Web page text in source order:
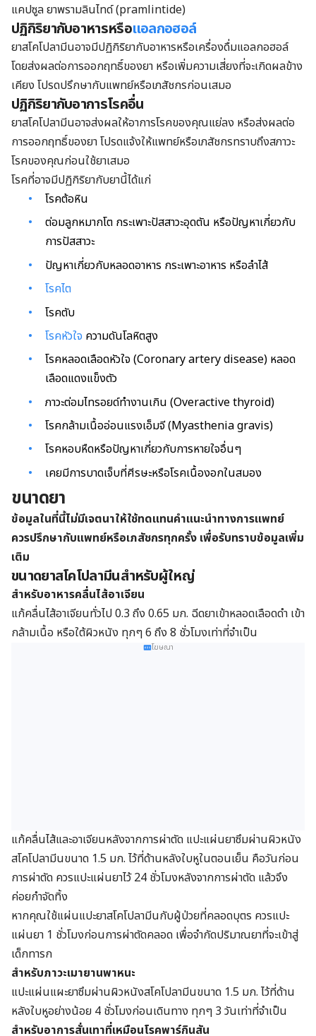
แคปซูล ยาพรามลินไทด์ (pramlintide)
ปฏิกิริยากับอาหารหรือแอลกอฮอล์
ยาสโคโปลามีนอาจมีปฏิกิริยากับอาหารหรือเครื่องดื่มแอลกอฮอล์
โดยส่งผลต่อการออกฤทธิ์ของยา หรือเพิ่มความเสี่ยงที่จะเกิดผลข้าง
เคียง โปรดปรึกษากับแพทย์หรือเภสัชกรก่อนเสมอ
ปฏิกิริยากับอาการโรคอื่น
ยาสโคโปลามีนอาจส่งผลให้อาการโรคของคุณแย่ลง หรือส่งผลต่อ
การออกฤทธิ์ของยา โปรดแจ้งให้แพทย์หรือเภสัชกรทราบถึงสภาวะ
โรคของคุณก่อนใช้ยาเสมอ
โรคที่อาจมีปฏิกิริยากับยานี้ได้แก่
โรคต้อหิน
ต่อมลูกหมากโต กระเพาะปัสสาวะอุดตัน หรือปัญหาเกี่ยวกับ
การปัสสาวะ
ปัญหาเกี่ยวกับหลอดอาหาร กระเพาะอาหาร หรือลำไส้
โรคไต
โรคตับ
โรคหัวใจ ความดันโลหิตสูง
โรคหลอดเลือดหัวใจ (Coronary artery disease) หลอด
เลือดแดงแข็งตัว
ภาวะต่อมไทรอยด์ทำงานเกิน (Overactive thyroid)
โรคกล้ามเนื้ออ่อนแรงเอ็มจี (Myasthenia gravis)
โรคหอบหืดหรือปัญหาเกี่ยวกับการหายใจอื่นๆ
เคยมีการบาดเจ็บที่ศีรษะหรือโรคเนื้องอกในสมอง
ขนาดยา
ข้อมูลในที่นี้ไม่มีเจตนาให้ใช้ทดแทนคำแนะนำทางการแพทย์
ควรปรึกษากับแพทย์หรือเภสัชกรทุกครั้ง เพื่อรับทราบข้อมูลเพิ่ม
เติม
ขนาดยาสโคโปลามีนสำหรับผู้ใหญ่
สำหรับอาหารคลื่นไส้อาเจียน
แก้คลื่นไส้อาเจียนทั่วไป 0.3 ถึง 0.65 มก. ฉีดยาเข้าหลอดเลือดดำ เข้า
กล้ามเนื้อ หรือใต้ผิวหนัง ทุกๆ 6 ถึง 8 ชั่วโมงเท่าที่จำเป็น
โฆษณา
แก้คลื่นไส้และอาเจียนหลังจากการผ่าตัด แปะแผ่นยาซึมผ่านผิวหนัง
สโคโปลามีนขนาด 1.5 มก. ไว้ที่ด้านหลังใบหูในตอนเย็น คือวันก่อน
การผ่าตัด ควรแปะแผ่นยาไว้ 24 ชั่วโมงหลังจากการผ่าตัด แล้วจึง
ค่อยกำจัดทิ้ง
หากคุณใช้แผ่นแปะยาสโคโปลามีนกับผู้ป่วยที่คลอดบุตร ควรแปะ
แผ่นยา 1 ชั่วโมงก่อนการผ่าตัดคลอด เพื่อจำกัดปริมาณยาที่จะเข้าสู่
เด็กทารก
สำหรับภาวะเมายานพาหนะ
แปะแผ่นแผะยาซึมผ่านผิวหนังสโคโปลามีนขนาด 1.5 มก. ไว้ที่ด้าน
หลังใบหูอย่างน้อย 4 ชั่วโมงก่อนเดินทาง ทุกๆ 3 วันเท่าที่จำเป็น
สำหรับอาการสั่นเทาที่เหมือนโรคพาร์กินสัน